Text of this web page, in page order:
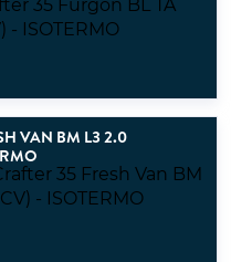
VAN BM L3 2.0
– ISOTERMO